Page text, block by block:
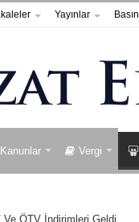
Yayınlar Basın
Kanunlar Vergi
Ve ÖTV İndirimleri Geldi